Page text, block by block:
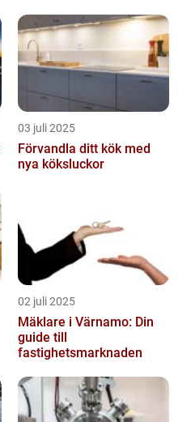
03 juli 2025
Förvandla ditt kök med
nya köksluckor
02 juli 2025
Mäklare i Värnamo: Din
guide till
fastighetsmarknaden